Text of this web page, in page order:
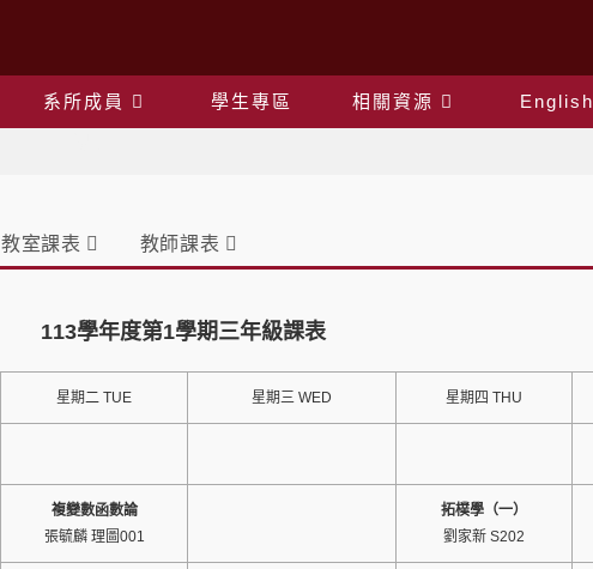
系所成員 學生專區 相關資源
English
教室課表 教師課表
113學年度第1學期三年級課表
星期二 TUE 星期三 WED 星期四 THU
複變數函數論
張毓麟 理圖001
拓樸學（一）
劉家新 S202